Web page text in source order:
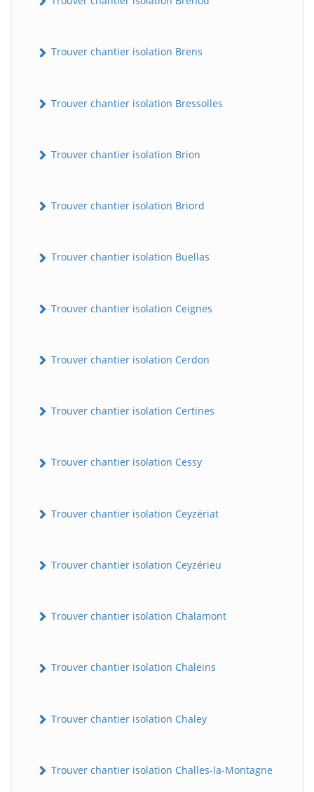
Trouver chantier isolation Brens
Trouver chantier isolation Bressolles
Trouver chantier isolation Brion
Trouver chantier isolation Briord
Trouver chantier isolation Buellas
Trouver chantier isolation Ceignes
Trouver chantier isolation Cerdon
Trouver chantier isolation Certines
Trouver chantier isolation Cessy
Trouver chantier isolation Ceyzériat
Trouver chantier isolation Ceyzérieu
Trouver chantier isolation Chalamont
Trouver chantier isolation Chaleins
Trouver chantier isolation Chaley
Trouver chantier isolation Challes-la-Montagne